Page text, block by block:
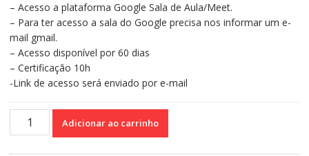
– Acesso a plataforma Google Sala de Aula/Meet.
– Para ter acesso a sala do Google precisa nos informar um e-
mail gmail.
– Acesso disponível por 60 dias
– Certificação 10h
-Link de acesso será enviado por e-mail
Curso
Adicionar ao carrinho